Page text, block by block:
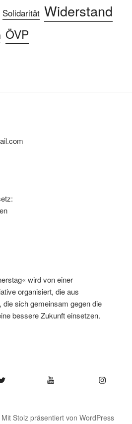
Solidarität Widerstand
ÖVP
wird von einer
organisiert, die aus
die sich gemeinsam gegen die
bessere Zukunft einsetzen.
Mit Stolz präsentiert von WordPress